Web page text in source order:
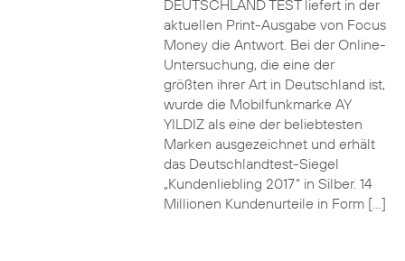
DEUTSCHLAND TEST liefert in der
aktuellen Print-Ausgabe von Focus
Money die Antwort. Bei der Online-
Untersuchung, die eine der
größten ihrer Art in Deutschland ist,
wurde die Mobilfunkmarke AY
YILDIZ als eine der beliebtesten
Marken ausgezeichnet und erhält
das Deutschlandtest-Siegel
„Kundenliebling 2017“ in Silber. 14
Millionen Kundenurteile in Form […]